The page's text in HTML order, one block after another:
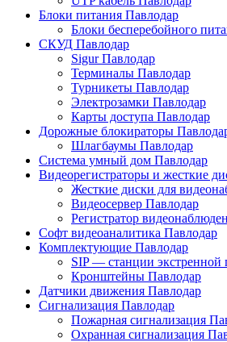
Блоки питания Павлодар
Блоки бесперебойного
СКУД Павлодар
Sigur Павлодар
Терминалы Павлодар
Турникеты Павлодар
Электрозамки Павлодар
Карты доступа Павлодар
Дорожные блокираторы
Шлагбаумы Павлодар
Система умный дом Павлодар
Видеорегистраторы и жесткие
Жесткие диски для
Видеосервер Павлодар
Регистратор
Софт видеоаналитика Павлодар
Комплектующие Павлодар
SIP — станции
Кронштейны Павлодар
Датчики движения Павлодар
Сигнализация Павлодар
Пожарная сигнализация
Охранная сигнализация